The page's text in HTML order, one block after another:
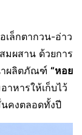
เล็กตากวน-อ่าว
มผสาน ด้วยการ
าผลิตภัณฑ์ “หอย
าหารให้เก็บไว้
คงตลอดทั้งปี